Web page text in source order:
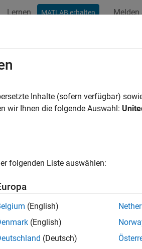
Lernen MATLAB erhalten Melden
tasks
cleanupObj cancels any cleanup tasks
is destroyed.
Inhalte (sofern verfügbar)
wir Ihnen die folgende Auswahl:
folgenden Liste auswählen:
(English)
(English)
(Deutsch)